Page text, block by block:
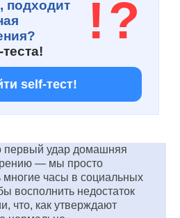
подходит
!?
self-тест!
первый удар домашняя
— мы просто
часы в социальных
восполнить недостаток
что, как утверждают